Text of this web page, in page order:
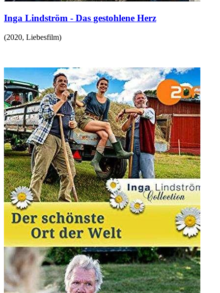
Inga Lindström - Das gestohlene Herz
(2020, Liebesfilm)